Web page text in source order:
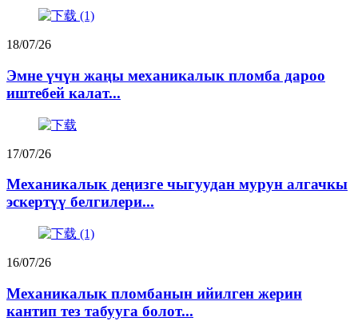
18/07/26
Эмне үчүн жаңы механикалык пломба дароо
иштебей калат...
17/07/26
Механикалык деңизге чыгуудан мурун алгачкы
эскертүү белгилери...
16/07/26
Механикалык пломбанын ийилген жерин
кантип тез табууга болот...